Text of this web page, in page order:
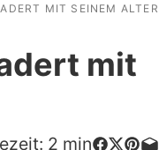
MIT SEINEM ALTER
mit
2 min